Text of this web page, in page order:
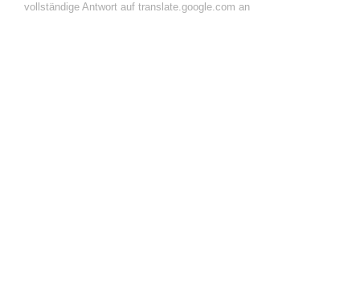
vollständige Antwort auf translate.google.com an